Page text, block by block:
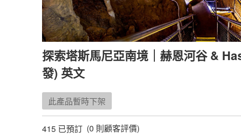
探索塔斯馬尼亞南境｜赫恩河谷 &
發) 英文
此產品暫時下架
415 已預訂 (0 則顧客評價)